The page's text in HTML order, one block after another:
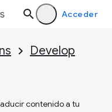
Acceder
Develop
contenido a tu